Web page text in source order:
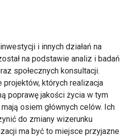
i innych działań na
na podstawie analiz i badań
społecznych konsultacji.
projektów, których realizacja
poprawę jakości życia w tym
osiem głównych celów. Ich
do zmiany wizerunku
ma być to miejsce przyjazne